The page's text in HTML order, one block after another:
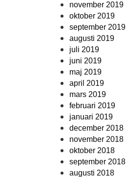
november 2019
oktober 2019
september 2019
augusti 2019
juli 2019
juni 2019
maj 2019
april 2019
mars 2019
februari 2019
januari 2019
december 2018
november 2018
oktober 2018
september 2018
augusti 2018